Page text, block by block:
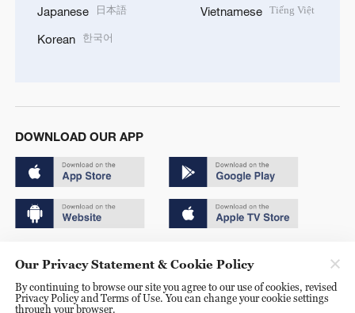
Japanese 日本語
Korean 한국어
Vietnamese Tiếng Việt
DOWNLOAD OUR APP
京ICP备20000184号
京公网安备 11010502050052号
Our Privacy Statement & Cookie Policy
By continuing to browse our site you agree to our use of cookies, revised
Privacy Policy and Terms of Use. You can change your cookie settings
through your browser.